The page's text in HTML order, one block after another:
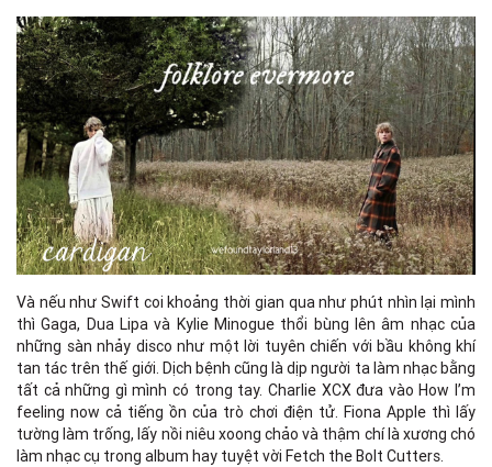
Và nếu như Swift coi khoảng thời gian qua như phút nhìn lại mình
thì Gaga, Dua Lipa và Kylie Minogue thổi bùng lên âm nhạc của
những sàn nhảy disco như một lời tuyên chiến với bầu không khí
tan tác trên thế giới. Dịch bệnh cũng là dịp người ta làm nhạc bằng
tất cả những gì mình có trong tay. Charlie XCX đưa vào How I’m
feeling now cả tiếng ồn của trò chơi điện tử. Fiona Apple thì lấy
tường làm trống, lấy nồi niêu xoong chảo và thậm chí là xương chó
làm nhạc cụ trong album hay tuyệt vời Fetch the Bolt Cutters.